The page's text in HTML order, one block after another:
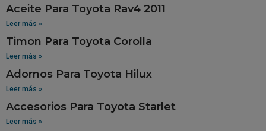
Aceite Para Toyota Rav4 2011
Leer más »
Timon Para Toyota Corolla
Leer más »
Adornos Para Toyota Hilux
Leer más »
Accesorios Para Toyota Starlet
Leer más »